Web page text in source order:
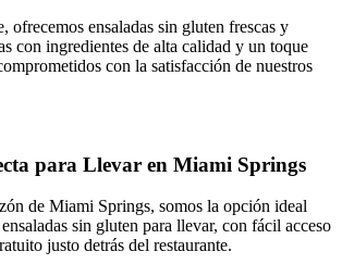
ofrecemos ensaladas sin gluten frescas y
con ingredientes de alta calidad y un toque
con la satisfacción de nuestros
para Llevar en Miami Springs
de Miami Springs, somos la opción ideal
sin gluten para llevar, con fácil acceso
justo detrás del restaurante.